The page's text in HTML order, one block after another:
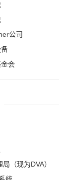
公司
会
（现为DVA）